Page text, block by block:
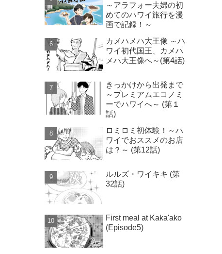
～アラフォー夫婦の初
めてのハワイ旅行を漫
画で記録！～
カメハメハ大王像 ～ハ
ワイ初代国王、カメハ
メハ大王像へ～(第4話)
きっかけから出発まで
～プレミアムエコノミ
ーでハワイへ～ (第１
話)
ロミロミ初体験！～ハ
ワイでおススメのお店
は？～ (第12話)
ルルズ・ワイキキ (第
32話)
First meal at Kaka'ako
(Episode5)